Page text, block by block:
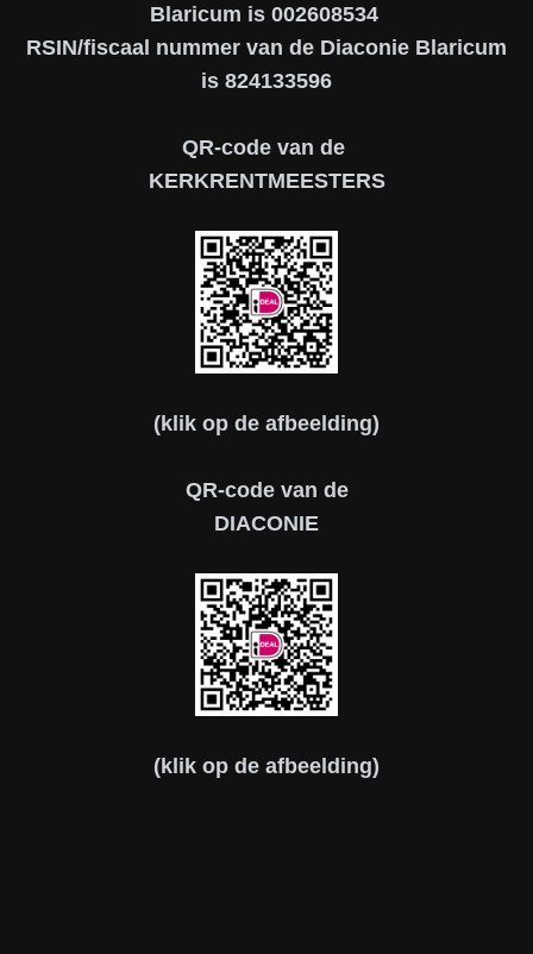
Blaricum is 002608534
RSIN/fiscaal nummer van de Diaconie Blaricum
is 824133596
QR-code van de
KERKRENTMEESTERS
(klik op de afbeelding)
QR-code van de
DIACONIE
(klik op de afbeelding)